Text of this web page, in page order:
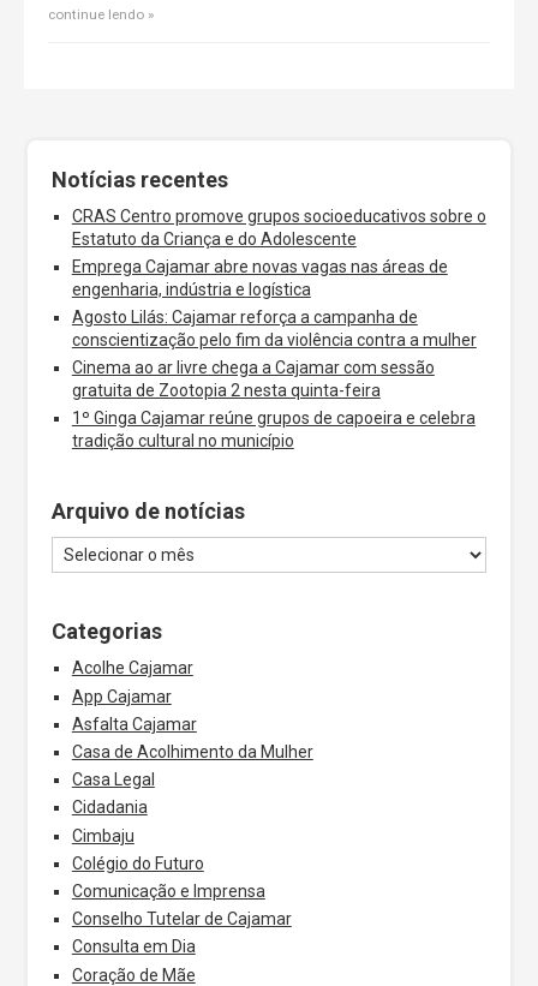
continue lendo
Notícias recentes
CRAS Centro promove grupos socioeducativos sobre o
Estatuto da Criança e do Adolescente
Emprega Cajamar abre novas vagas nas áreas de
engenharia, indústria e logística
Agosto Lilás: Cajamar reforça a campanha de
conscientização pelo fim da violência contra a mulher
Cinema ao ar livre chega a Cajamar com sessão
gratuita de Zootopia 2 nesta quinta-feira
1º Ginga Cajamar reúne grupos de capoeira e celebra
tradição cultural no município
Arquivo de notícias
Categorias
Acolhe Cajamar
App Cajamar
Asfalta Cajamar
Casa de Acolhimento da Mulher
Casa Legal
Cidadania
Cimbaju
Colégio do Futuro
Comunicação e Imprensa
Conselho Tutelar de Cajamar
Consulta em Dia
Coração de Mãe